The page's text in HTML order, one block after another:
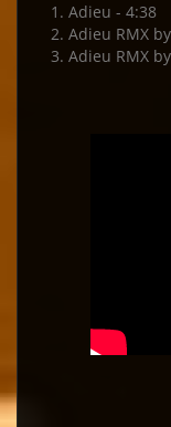
1. Adieu - 4:38
2. Adieu RMX
3. Adieu RMX